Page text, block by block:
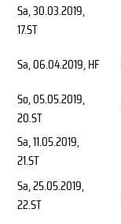
Sa, 30.03.2019,
17.ST
Sa, 06.04.2019, HF
So, 05.05.2019,
20.ST
Sa, 11.05.2019,
21.ST
Sa, 25.05.2019,
22.ST